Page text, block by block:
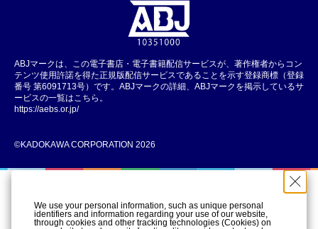
ABJマークは、この電子書店・電子書籍配信サービスが、著作権者からコン
テンツ使用許諾を得た正規版配信サービスであることを示す登録商標（登録
番号 第6091713号）です。ABJマークの詳細、ABJマークを掲示しているサ
ービスの一覧はこちら。
https://aebs.or.jp/
©KADOKAWA CORPORATION 2026
We use your personal information, such as unique personal
identifiers and information regarding your use of our website,
through cookies and other tracking technologies (Cookies) on